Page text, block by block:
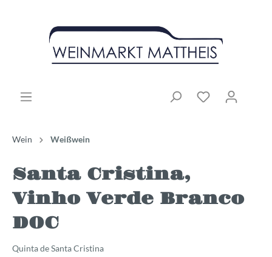
Wein Weißwein
Santa Cristina,
Vinho Verde Branco
DOC
Quinta de Santa Cristina